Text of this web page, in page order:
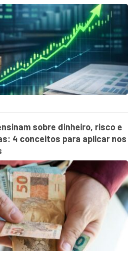
sobre dinheiro, risco e
4 conceitos para aplicar nos